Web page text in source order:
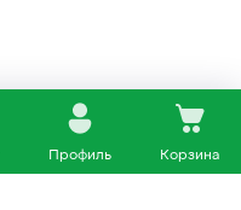
Профиль Корзина